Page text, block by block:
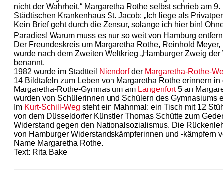
nicht der Wahrheit.“ Margaretha Rothe selbst schrieb am
Städtischen Krankenhaus St. Jacob: „Ich liege als
Kein Brief geht durch die Zensur, solange ich hier bin!
Paradies! Warum muss es nur so weit von Hamburg
Der Freundeskreis um Margaretha Rothe, Reinhold
wurde nach dem Zweiten Weltkrieg „Hamburger Zweig der
benannt.
1982 wurde im Stadtteil
Niendorfder Margaretha-Rothe-
14 Bildtafeln zum Leben von Margaretha Rothe erinnern in
Margaretha-Rothe-Gymnasium am Langenfort5 an
wurden von Schülerinnen und Schülern des Gymnasiums
Im Kurt-Schill-Weg steht ein Mahnmal: ein Tisch mit 12
von dem Düsseldorfer Künstler Thomas Schütte zum
Widerstand gegen den Nationalsozialismus. Die
von Hamburger Widerstandskämpferinnen und -kämpfern
Name Margaretha Rothe.
Text: Rita Bake